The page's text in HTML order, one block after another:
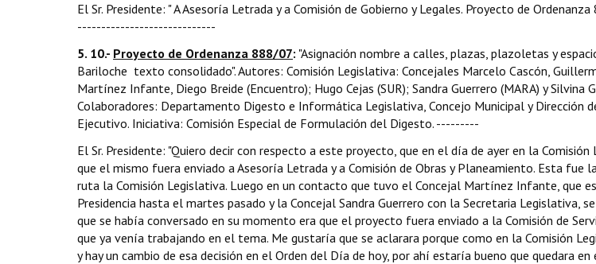
El Sr. Presidente: " A Asesoría Letrada y a Comisión de Gobierno y Legales. Proyecto de
-----------------------------
5. 10.- Proyecto de Ordenanza 888/07: "Asignación nombre a calles, plazas, plazoletas y
Bariloche  texto consolidado". Autores: Comisión Legislativa: Concejales Marcelo Cascón,
Martínez Infante, Diego Breide (Encuentro); Hugo Cejas (SUR); Sandra Guerrero (MARA) y Silvina
Colaboradores: Departamento Digesto e Informática Legislativa, Concejo Municipal y Dirección
Ejecutivo. Iniciativa: Comisión Especial de Formulación del Digesto. ---------
El Sr. Presidente: "Quiero decir con respecto a este proyecto, que en el día de ayer en la
que el mismo fuera enviado a Asesoría Letrada y a Comisión de Obras y Planeamiento. Esta fue
ruta la Comisión Legislativa. Luego en un contacto que tuvo el Concejal Martínez Infante, que
Presidencia hasta el martes pasado y la Concejal Sandra Guerrero con la Secretaria Legislativa,
que se había conversado en su momento era que el proyecto fuera enviado a la Comisión de
que ya venía trabajando en el tema. Me gustaría que se aclarara porque como en la Comisión
y hay un cambio de esa decisión en el Orden del Día de hoy, por ahí estaría bueno que quedara